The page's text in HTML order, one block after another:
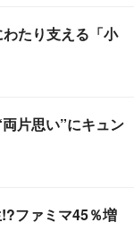
たり支える「小
片思い”にキュン
ファミマ45％増